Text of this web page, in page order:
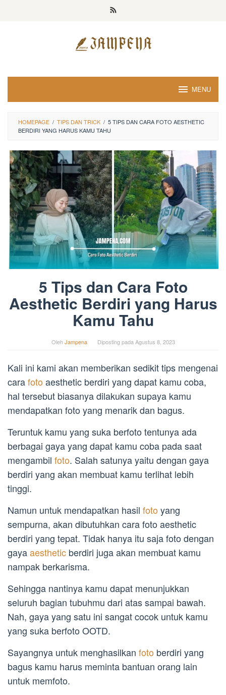
MENU
HOMEPAGE / TIPS DAN TRICK / 5 TIPS DAN CARA FOTO AESTHETIC
BERDIRI YANG HARUS KAMU TAHU
5 Tips dan Cara Foto
Aesthetic Berdiri yang Harus
Kamu Tahu
OlehJampena Diposting pada Agustus 8, 2023
Kali ini kami akan memberikan sedikit tips mengenai
carafoto aesthetic berdiri yang dapat kamu coba,
hal tersebut biasanya dilakukan supaya kamu
mendapatkan foto yang menarik dan bagus.
Teruntuk kamu yang suka berfoto tentunya ada
berbagai gaya yang dapat kamu coba pada saat
mengambil foto. Salah satunya yaitu dengan gaya
berdiri yang akan membuat kamu terlihat lebih
tinggi.
Namun untuk mendapatkan hasil foto yang
sempurna, akan dibutuhkan cara foto aesthetic
berdiri yang tepat. Tidak hanya itu saja foto dengan
gayaaesthetic berdiri juga akan membuat kamu
nampak berkarisma.
Sehingga nantinya kamu dapat menunjukkan
seluruh bagian tubuhmu dari atas sampai bawah.
Nah, gaya yang satu ini sangat cocok untuk kamu
yang suka berfoto OOTD.
Sayangnya untuk menghasilkan foto berdiri yang
bagus kamu harus meminta bantuan orang lain
untuk memfoto.